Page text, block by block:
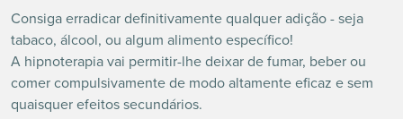
Consiga erradicar definitivamente qualquer adição - seja
tabaco, álcool, ou algum alimento específico!
A hipnoterapia vai permitir-lhe deixar de fumar, beber ou
comer compulsivamente de modo altamente eficaz e sem
quaisquer efeitos secundários.